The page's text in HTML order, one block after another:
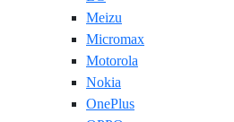
Meizu
Micromax
Motorola
Nokia
OnePlus